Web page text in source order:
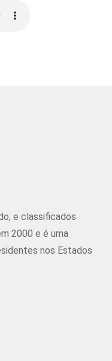
e classificados
2000 e é uma
nos Estados